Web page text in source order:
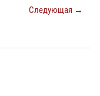
Следующая →